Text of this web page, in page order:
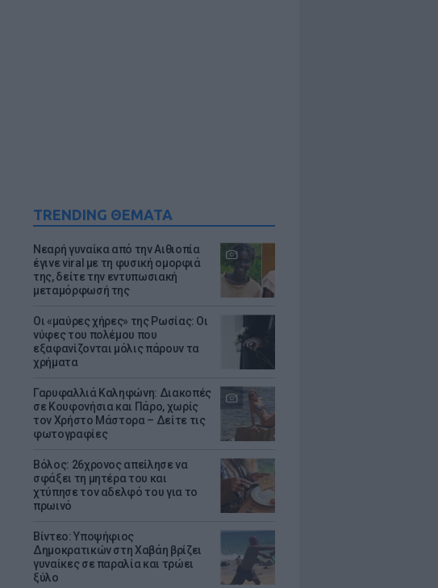
TRENDING ΘΕΜΑΤΑ
Νεαρή γυναίκα από την Αιθιοπία
έγινε viral με τη φυσική ομορφιά
της, δείτε την εντυπωσιακή
μεταμόρφωσή της
Οι «μαύρες χήρες» της Ρωσίας: Οι
νύφες του πολέμου που
εξαφανίζονται μόλις πάρουν τα
χρήματα
Γαρυφαλλιά Καληφώνη: Διακοπές
σε Κουφονήσια και Πάρο, χωρίς
τον Χρήστο Μάστορα – Δείτε τις
φωτογραφίες
Βόλος: 26χρονος απείλησε να
σφάξει τη μητέρα του και
χτύπησε τον αδελφό του για το
πρωινό
Βίντεο: Υποψήφιος
Δημοκρατικών στη Χαβάη βρίζει
γυναίκες σε παραλία και τρώει
ξύλο